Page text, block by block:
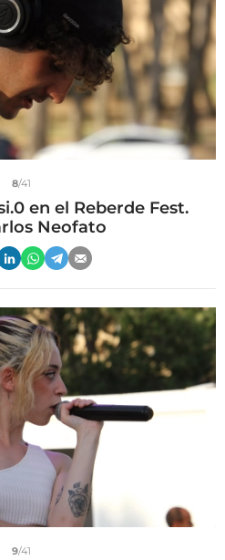
8/41
en el Reberde Fest.
Neofato
9/41